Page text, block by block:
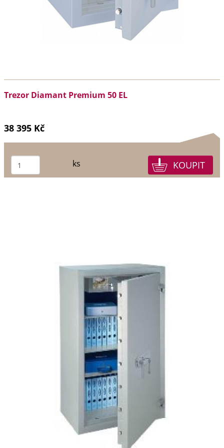
Trezor Diamant Premium 50 EL
38 395 Kč
ks